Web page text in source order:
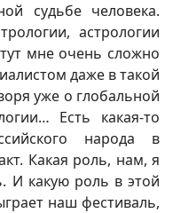
судьбе человека.
астрологии
мне очень сложно
даже в такой
уже о глобальной
Есть какая-то
народа в
Какая роль, нам, я
И какую роль в этой
наш фестиваль,